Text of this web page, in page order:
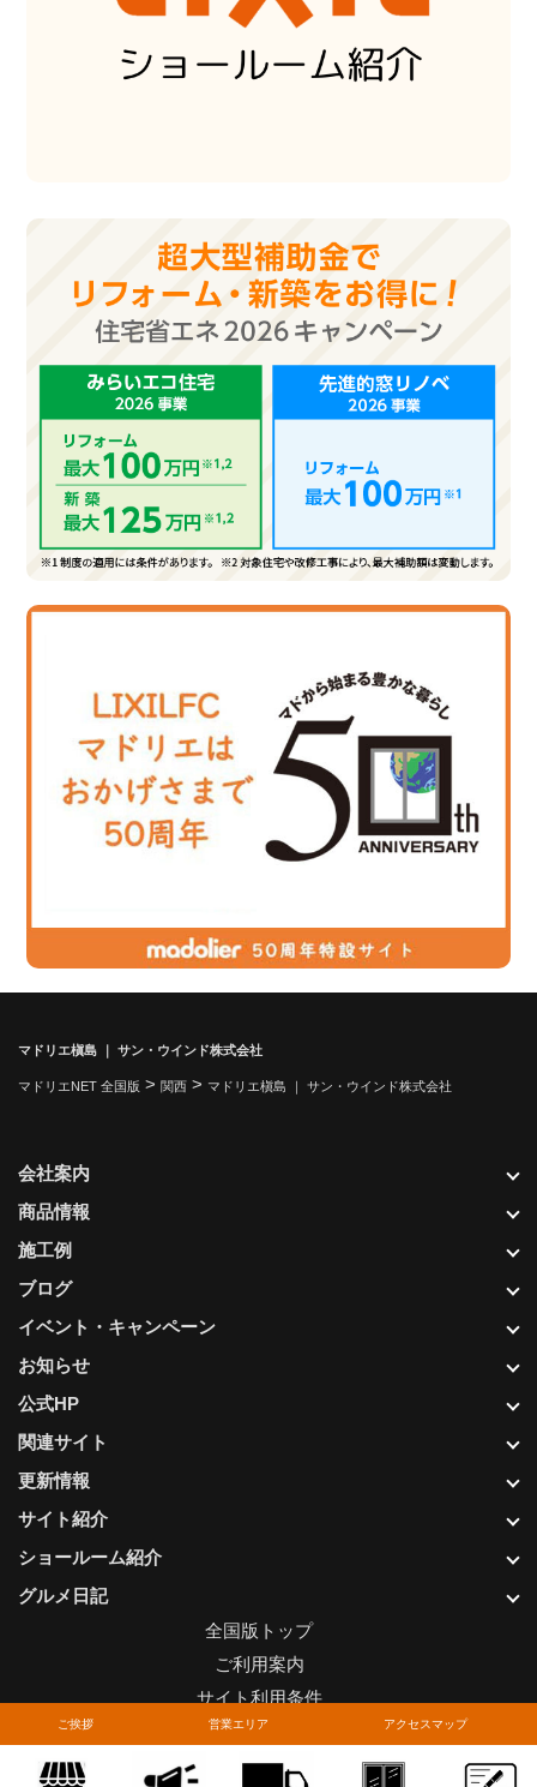
ご挨拶 営業エリア アクセスマップ
マドリエ槇島 ｜ サン・ウインド株式会社
マドリエNET 全国版 > 関西 > マドリエ槇島 ｜ サン・ウインド株式会社
更新情報
サイト紹介
ショールーム紹介
グルメ日記
会社案内
商品情報
施工例
ブログ
イベント・キャンペーン
お知らせ
公式HP
関連サイト
全国版トップ
ご利用案内
サイト利用条件
プライバシーポリシー
関連リンク